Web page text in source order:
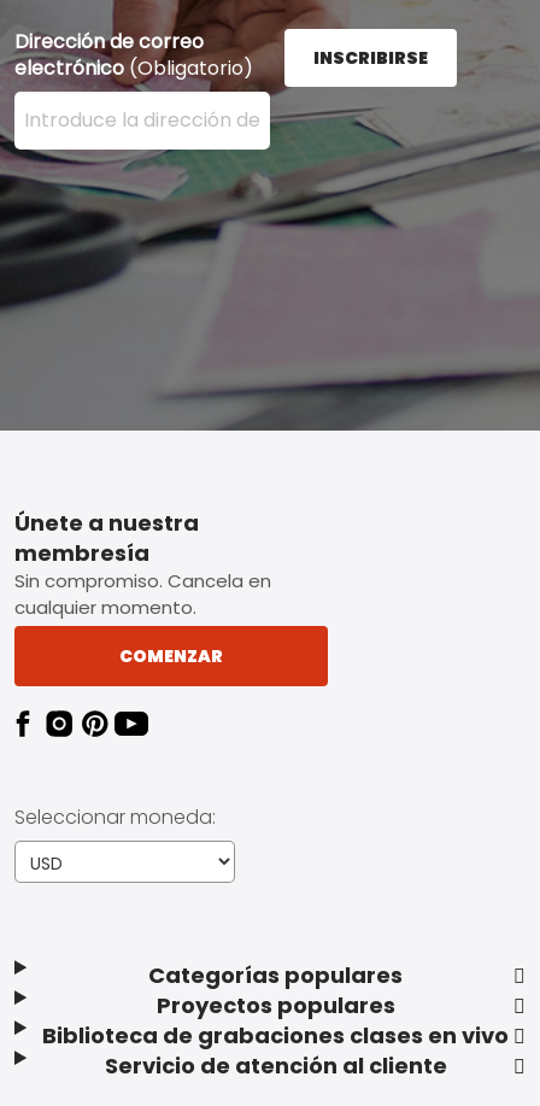
Dirección de correo
electrónico (Obligatorio)
Ingrese su dirección de correo electrónico aquí y
INSCRIBIRSE
Footer
Categorías populares
Proyectos populares
Biblioteca de grabaciones clases en vivo
Servicio de atención al cliente
Únete a nuestra
membresía
Sin compromiso. Cancela en
cualquier momento.
COMENZAR
Seleccionar moneda: